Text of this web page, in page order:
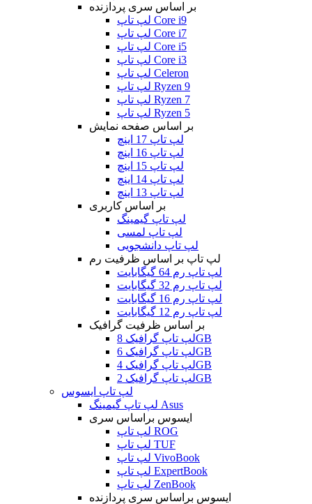
بر اساس سری پردازنده
لپ تاپ Core i9
لپ تاپ Core i7
لپ تاپ Core i5
لپ تاپ Core i3
لپ تاپ Celeron
لپ تاپ Ryzen 9
لپ تاپ Ryzen 7
لپ تاپ Ryzen 5
بر اساس صفحه نمایش
لپ تاپ 17 اینچ
لپ تاپ 16 اینچ
لپ تاپ 15 اینچ
لپ تاپ 14 اینچ
لپ تاپ 13 اینچ
بر اساس کاربری
لپ تاپ گیمینگ
لپ تاپ لمسی
لپ تاپ دانشجویی
لپ تاپ بر اساس ظرفیت رم
لپ تاپ رم 64 گیگابایت
لپ تاپ رم 32 گیگابایت
لپ تاپ رم 16 گیگابایت
لپ تاپ رم 12 گیگابایت
بر اساس ظرفیت گرافیک
لپ تاپ گرافیک 8GB
لپ تاپ گرافیک 6GB
لپ تاپ گرافیک 4GB
لپ تاپ گرافیک 2GB
لپ تاپ ایسوس
لپ تاپ گیمینگ Asus
ایسوس براساس سری
لپ تاپ ROG
لپ تاپ TUF
لپ تاپ VivoBook
لپ تاپ ExpertBook
لپ تاپ ZenBook
ایسوس براساس سری پردازنده